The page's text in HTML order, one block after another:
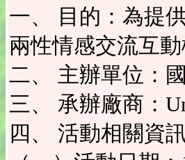
一、 目的：為提
兩性情感交流互
二、 主辦單位：
三、 承辦廠商：
四、 活動相關資訊